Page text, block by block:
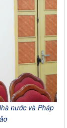
nước và Pháp